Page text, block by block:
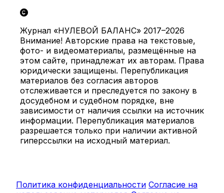
Журнал «НУЛЕВОЙ БАЛАНС» 2017–2026
Внимание! Авторские права на текстовые,
фото- и видеоматериалы, размещённые на
этом сайте, принадлежат их авторам. Права
юридически защищены. Перепубликация
материалов без согласия авторов
отслеживается и преследуется по закону в
досудебном и судебном порядке, вне
зависимости от наличия ссылки на источник
информации. Перепубликация материалов
разрешается только при наличии активной
гиперссылки на исходный материал.
Политика конфиденциальности Согласие на